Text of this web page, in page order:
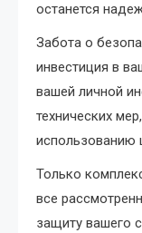
останется
Забота о
инвестиция в
вашей личной
технических
использованию
Только
все
защиту вашего